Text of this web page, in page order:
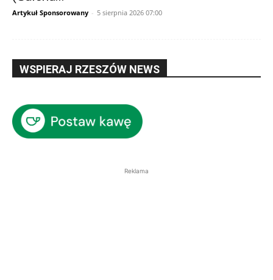
Artykuł Sponsorowany - 5 sierpnia 2026 07:00
WSPIERAJ RZESZÓW NEWS
Reklama